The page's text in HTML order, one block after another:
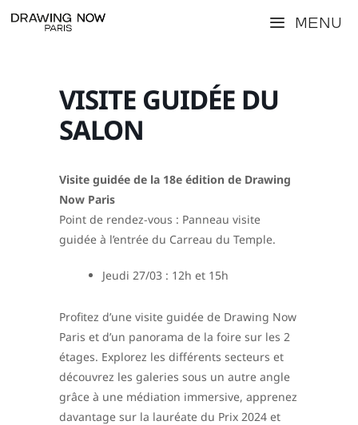
Aller
au
Menu
VISITE GUIDÉE DU
SALON
Visite guidée de la 18e édition de Drawing
Now Paris
Point de rendez-vous : Panneau visite
guidée à l’entrée du Carreau du Temple.
Jeudi 27/03 : 12h et 15h
Profitez d’une visite guidée de Drawing Now
Paris et d’un panorama de la foire sur les 2
étages. Explorez les différents secteurs et
découvrez les galeries sous un autre angle
grâce à une médiation immersive, apprenez
davantage sur la lauréate du Prix 2024 et